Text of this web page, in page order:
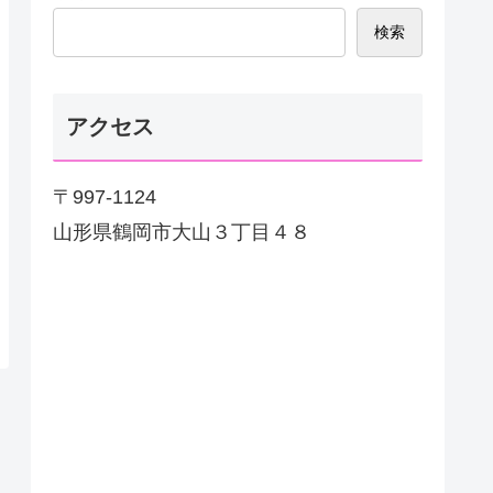
検索
アクセス
〒997-1124
山形県鶴岡市大山３丁目４８